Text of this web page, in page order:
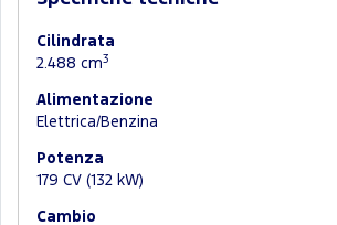
Cilindrata
2.488 cm3
Alimentazione
Elettrica/Benzina
Potenza
179 CV (132 kW)
Cambio